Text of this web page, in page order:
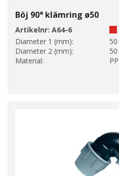
Böj 90° klämring ø50
Artikelnr: A64-6
Diameter 1 (mm):
50
Diameter 2 (mm):
50
Material:
PP